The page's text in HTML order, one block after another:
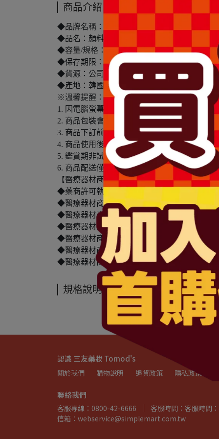
商品介紹
◆品牌名稱：alternative stereo
◆品名：顏料罐保濕唇露 No.2 無花果奶油
◆容量/規格：9ml
◆保存期限：1095天
◆貨源：公司貨
◆產地：韓國
※溫馨提醒：
1. 因電腦螢幕設定及個人觀感之差異，本賣
2. 商品包裝會有新舊轉換期，依實際收到商品
3. 商品下訂前，建議實際試色、試用後再行購
4. 商品使用後若出現不適或非預期反應，請尋
5. 鑑賞期非試用期，本產品屬於私人消耗性
6. 商品配送僅包含台灣本島，不包含離島配
【醫療器材商(藥商)許可執照】
◆藥商許可執照字號：北市衛藥販(中)字第
◆醫療器材商許可執照字號：北市衛器販（中
◆醫療器材商(藥商)名稱：三友藥妝股份有限
◆醫療器材商(藥商)地址：台北市中山區民權
◆醫療器材商(藥商)電話： 02-2792-0501
◆醫療器材商(藥商)諮詢專線：0800-42-6666
◆醫療器材商(藥商)服務時間：週一~五 上午
規格說明
認識 三友藥妝 Tomod's
關於我們 購物說明 退貨政策 隱私政策
聯絡我們
客服專線：0800-42-6666
客服時間：客服時間
信箱：webservice@simplemart.com.tw